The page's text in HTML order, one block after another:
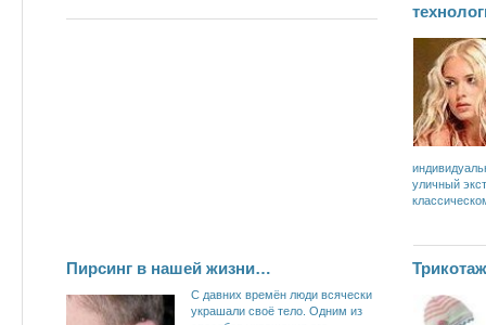
уличный
Пирсинг в нашей жизни…
С давних времён люди всячески
украшали своё тело. Одним из